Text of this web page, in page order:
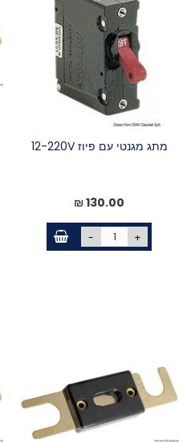
מתג מגנטי עם פיוז 12-220V
130.00 ₪
- +